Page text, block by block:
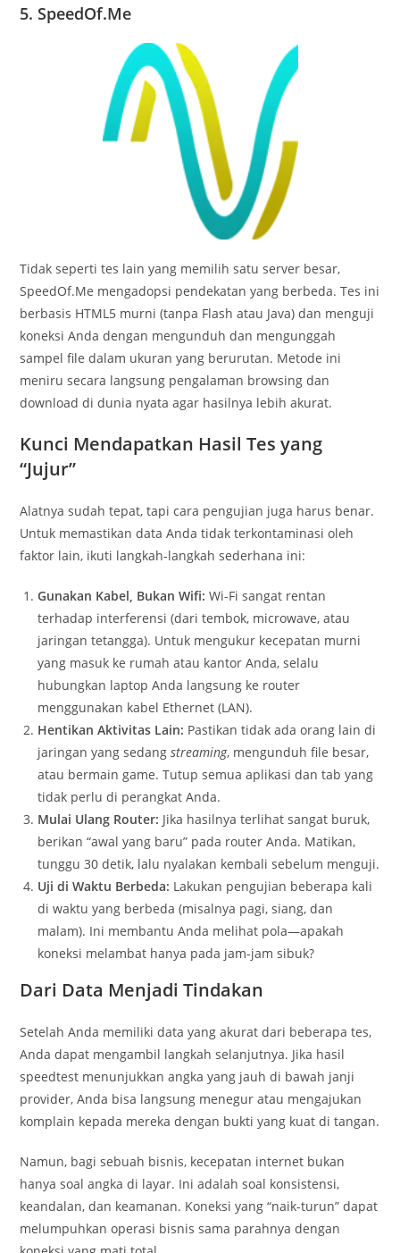
5. SpeedOf.Me
Tidak seperti tes lain yang memilih satu server besar,
SpeedOf.Me mengadopsi pendekatan yang berbeda. Tes ini
berbasis HTML5 murni (tanpa Flash atau Java) dan menguji
koneksi Anda dengan mengunduh dan mengunggah
sampel file dalam ukuran yang berurutan. Metode ini
meniru secara langsung pengalaman browsing dan
download di dunia nyata agar hasilnya lebih akurat.
Kunci Mendapatkan Hasil Tes yang
“Jujur”
Alatnya sudah tepat, tapi cara pengujian juga harus benar.
Untuk memastikan data Anda tidak terkontaminasi oleh
faktor lain, ikuti langkah-langkah sederhana ini:
Gunakan Kabel, Bukan Wifi: Wi-Fi sangat rentan
terhadap interferensi (dari tembok, microwave, atau
jaringan tetangga). Untuk mengukur kecepatan murni
yang masuk ke rumah atau kantor Anda, selalu
hubungkan laptop Anda langsung ke router
menggunakan kabel Ethernet (LAN).
Hentikan Aktivitas Lain: Pastikan tidak ada orang lain di
jaringan yang sedangstreaming, mengunduh file besar,
atau bermain game. Tutup semua aplikasi dan tab yang
tidak perlu di perangkat Anda.
Mulai Ulang Router: Jika hasilnya terlihat sangat buruk,
berikan “awal yang baru” pada router Anda. Matikan,
tunggu 30 detik, lalu nyalakan kembali sebelum menguji.
Uji di Waktu Berbeda: Lakukan pengujian beberapa kali
di waktu yang berbeda (misalnya pagi, siang, dan
malam). Ini membantu Anda melihat pola—apakah
koneksi melambat hanya pada jam-jam sibuk?
Dari Data Menjadi Tindakan
Setelah Anda memiliki data yang akurat dari beberapa tes,
Anda dapat mengambil langkah selanjutnya. Jika hasil
speedtest menunjukkan angka yang jauh di bawah janji
provider, Anda bisa langsung menegur atau mengajukan
komplain kepada mereka dengan bukti yang kuat di tangan.
Namun, bagi sebuah bisnis, kecepatan internet bukan
hanya soal angka di layar. Ini adalah soal konsistensi,
keandalan, dan keamanan. Koneksi yang “naik-turun” dapat
melumpuhkan operasi bisnis sama parahnya dengan